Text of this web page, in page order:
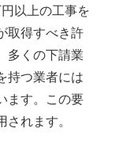
以上の工事を
取得すべき許
多くの下請業
持つ業者には
ます。この要
れます。